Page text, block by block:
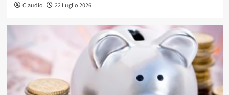
Claudio 22 Luglio 2026